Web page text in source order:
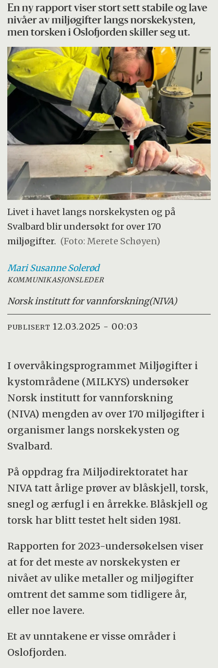
En ny rapport viser stort sett stabile og lave
nivåer av miljøgifter langs norskekysten,
men torsken i Oslofjorden skiller seg ut.
Livet i havet langs norskekysten og på
Svalbard blir undersøkt for over 170
miljøgifter. (Foto: Merete Schøyen)
Mari Susanne Solerød
KOMMUNIKASJONSLEDER
Norsk institutt for vannforskning(NIVA)
PUBLISERT 12.03.2025 - 00:03
I overvåkingsprogrammet Miljøgifter i
kystområdene (MILKYS) undersøker
Norsk institutt for vannforskning
(NIVA) mengden av over 170 miljøgifter i
organismer langs norskekysten og
Svalbard.
På oppdrag fra Miljødirektoratet har
NIVA tatt årlige prøver av blåskjell, torsk,
snegl og ærfugl i en årrekke. Blåskjell og
torsk har blitt testet helt siden 1981.
Rapporten for 2023-undersøkelsen viser
at for det meste av norskekysten er
nivået av ulike metaller og miljøgifter
omtrent det samme som tidligere år,
eller noe lavere.
Et av unntakene er visse områder i
Oslofjorden.